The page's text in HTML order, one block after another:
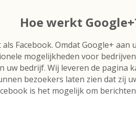
Hoe werkt
Facebook. Omdat Google+
mogelijkheden voor
uw bedrijf. Wij leveren de pagina
bezoekers laten zien dat zij
is het mogelijk om